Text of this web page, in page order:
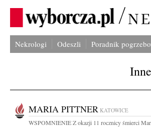
Nekrologi Odeszli Poradnik
MARIA PITTNER KATOWICE
WSPOMNIENIE Z okazji 11 rocznicy śmierci